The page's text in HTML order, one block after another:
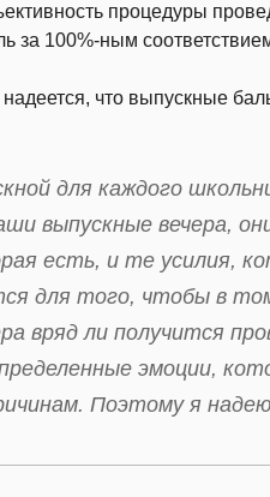
процедуры
за 100%-ным
что выпускные
для каждого
выпускные вечера,
есть, и те усилия,
для того, чтобы в
вряд ли получится
эмоции,
Поэтому я